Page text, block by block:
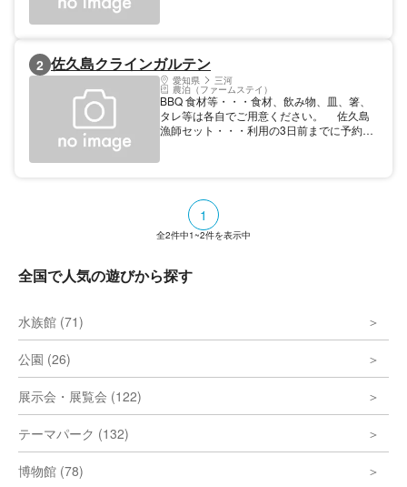
超えた、家族の一員のような温かい時間を過
ごすことで、自然の恵みに感謝しながら生き
るこの土地ならではの暮らしを垣間見ること
ができる。 ここでしか味わえない体験で
す。
2 佐久島クラインガルテン
愛知県 三河
農泊（ファームステイ）
BBQ 食材等・・・食材、飲み物、皿、箸、
タレ等は各自でご用意ください。 佐久島
漁師セット・・・利用の3日前までに予約い
1040円（炭5kg、網、トング、火バサミ付）
※炭4kg追加毎に520円
1
全2件中1~2件を表示中
全国で人気の遊びから探す
水族館 (71)
公園 (26)
展示会・展覧会 (122)
テーマパーク (132)
博物館 (78)